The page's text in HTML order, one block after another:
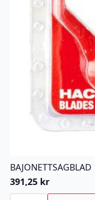
391,25 kr
BAJONETTSAGBLAD